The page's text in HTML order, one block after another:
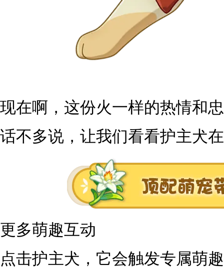
现在啊，这份火一样的热情和
话不多说，让我们看看护主犬
更多萌趣互动
点击护主犬，它会触发专属